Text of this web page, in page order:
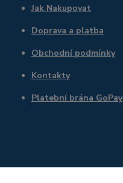
Jak Nakupovat
Doprava a platba
Obchodní podmínky
Kontakty
Platební brána GoPay